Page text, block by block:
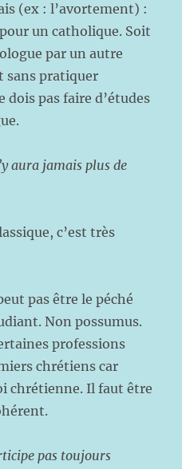
(ex : l’avortement) :
un catholique. Soit
par un autre
sans pratiquer
pas faire d’études
aura jamais plus de
c’est très
pas être le péché
Non possumus.
professions
chrétiens car
chrétienne. Il faut être
pas toujours